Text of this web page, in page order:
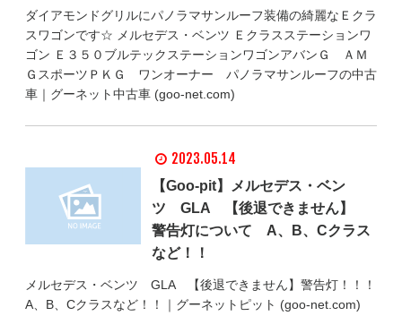
ダイアモンドグリルにパノラマサンルーフ装備の綺麗なＥクラ
スワゴンです☆ メルセデス・ベンツ Ｅクラスステーションワ
ゴン Ｅ３５０ブルテックステーションワゴンアバンＧ ＡＭ
ＧスポーツＰＫＧ ワンオーナー パノラマサンルーフの中古
車｜グーネット中古車 (goo-net.com)
2023.05.14
【Goo-pit】メルセデス・ベン
ツ GLA 【後退できません】
警告灯について A、B、Cクラス
など！！
メルセデス・ベンツ GLA 【後退できません】警告灯！！！
A、B、Cクラスなど！！｜グーネットピット (goo-net.com)